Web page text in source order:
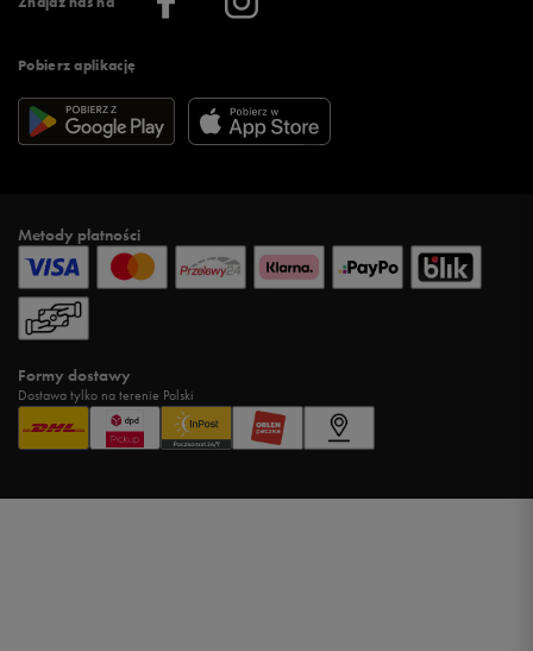
Pobierz aplikację
Metody płatności
Formy dostawy
Dostawa tylko na terenie Polski